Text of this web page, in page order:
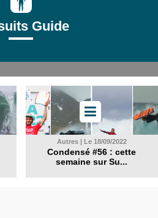
Guide
Autres | Le 18/09/2022
Condensé #56 : cette
semaine sur Su...